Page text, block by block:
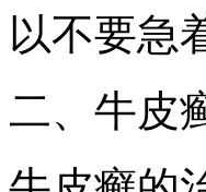
以不要急
二、牛皮